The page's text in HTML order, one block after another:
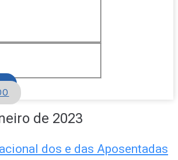
de 2023
dos e das Aposentadas